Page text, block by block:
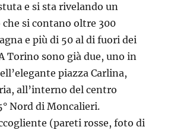
e si sta rivelando un
che si contano oltre 300
e più di 50 al di fuori dei
Torino sono già due, uno in
piazza Carlina,
all’interno del centro
Nord di Moncalieri.
(pareti rosse, foto di